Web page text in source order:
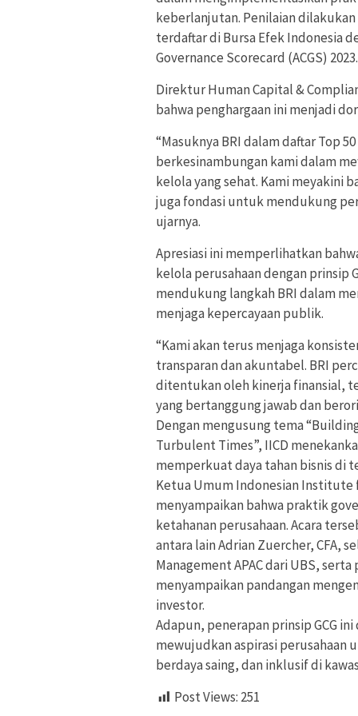
keberlanjutan. Penilaian
terdaftar di Bursa Efek Indonesia
Governance Scorecard (ACGS) 2023.
Direktur Human Capital &
bahwa penghargaan ini menjadi
“Masuknya BRI dalam daftar Top
berkesinambungan kami dalam
kelola yang sehat. Kami meyakini
juga fondasi untuk mendukung
ujarnya.
Apresiasi ini memperlihatkan
kelola perusahaan dengan prinsip
mendukung langkah BRI dalam
menjaga kepercayaan publik.
“Kami akan terus menjaga
transparan dan akuntabel. BRI
ditentukan oleh kinerja finansial,
yang bertanggung jawab dan
Dengan mengusung tema
Turbulent Times”, IICD
memperkuat daya tahan bisnis di
Ketua Umum Indonesian Institute
menyampaikan bahwa praktik
ketahanan perusahaan. Acara
antara lain Adrian Zuercher, CFA,
Management APAC dari UBS,
menyampaikan pandangan
investor.
Adapun, penerapan prinsip GCG
mewujudkan aspirasi
berdaya saing, dan inklusif di
Post Views: 251